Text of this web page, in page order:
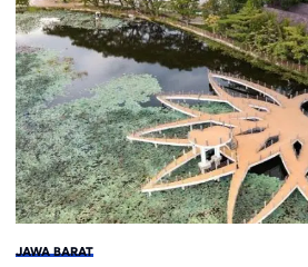
JAWA BARAT